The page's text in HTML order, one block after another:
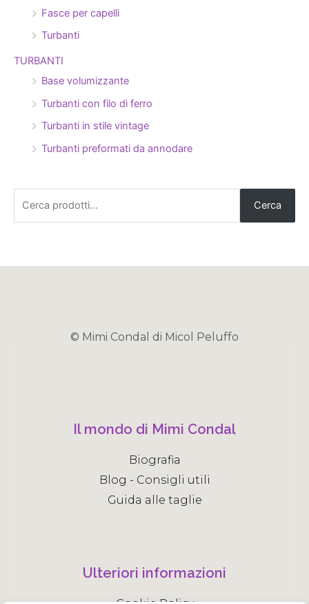
Fasce per capelli
Turbanti
TURBANTI
Base volumizzante
Turbanti con filo di ferro
Turbanti in stile vintage
Turbanti preformati da annodare
Cerca
© Mimi Condal di Micol Peluffo
Il mondo di Mimi Condal
Biografia
Blog - Consigli utili
Guida alle taglie
Ulteriori informazioni